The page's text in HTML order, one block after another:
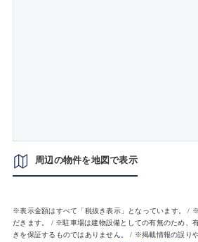
周辺の物件を地図で表示
※表示金額はすべて「税抜き表示」となっています。 /
だきます。 / ※駐車場は建物設備としての有無のため、
きを保証するものではありません。 / ※掲載情報の誤り